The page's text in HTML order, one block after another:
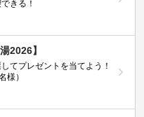
きる！
2026】
てプレゼントを当てよう！
様）